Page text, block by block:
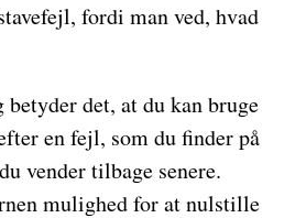
fordi man ved, hvad
det, at du kan bruge
en fejl, som du finder på
vender tilbage senere.
mulighed for at nulstille